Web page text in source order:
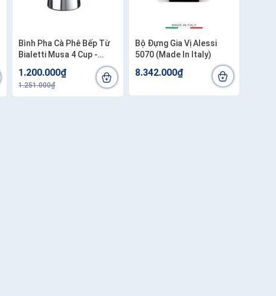
Bình Pha Cà Phê Bếp Từ
Bialetti Musa 4 Cup -
1.200.000₫
1.251.000₫
Bộ Đựng Gia Vị Alessi
5070 (Made In Italy)
8.342.000₫